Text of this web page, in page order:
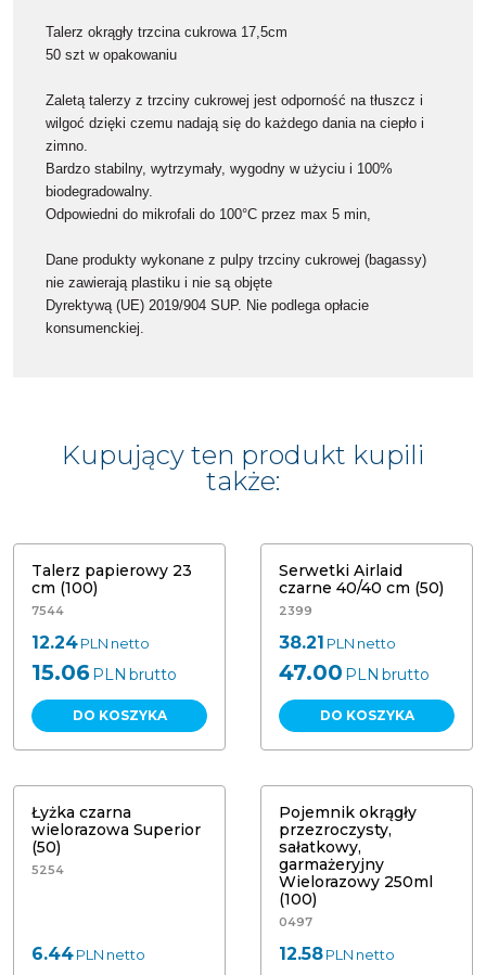
Talerz okrągły trzcina cukrowa 17,5cm
50 szt w opakowaniu
Zaletą talerzy z trzciny cukrowej jest odporność na tłuszcz i
wilgoć dzięki czemu nadają się do każdego dania na ciepło i
zimno.
Bardzo stabilny, wytrzymały, wygodny w użyciu i 100%
biodegradowalny.
Odpowiedni do mikrofali do 100°C przez max 5 min,
Dane produkty wykonane z pulpy trzciny cukrowej (bagassy)
nie zawierają plastiku i nie są objęte
Dyrektywą (UE) 2019/904 SUP. Nie podlega opłacie
konsumenckiej.
Kupujący ten produkt kupili
także:
Talerz papierowy 23
cm (100)
7544
12.24PLN netto
15.06PLN brutto
DO KOSZYKA
Serwetki Airlaid
czarne 40/40 cm (50)
2399
38.21 PLN netto
47.00 PLN brutto
DO KOSZYKA
Łyżka czarna
wielorazowa Superior
(50)
5254
6.44PLN netto
Pojemnik okrągły
przezroczysty,
sałatkowy,
garmażeryjny
Wielorazowy 250ml
(100)
0497
12.58PLN netto